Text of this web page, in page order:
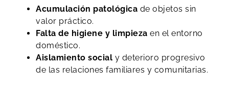
Acumulación patológica de objetos sin
valor práctico.
Falta de higiene y limpieza en el entorno
doméstico.
Aislamiento social y deterioro progresivo
de las relaciones familiares y comunitarias.